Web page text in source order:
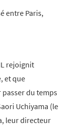
entre Paris,
rejoignit
et que
passer du temps
Uchiyama (le
leur directeur